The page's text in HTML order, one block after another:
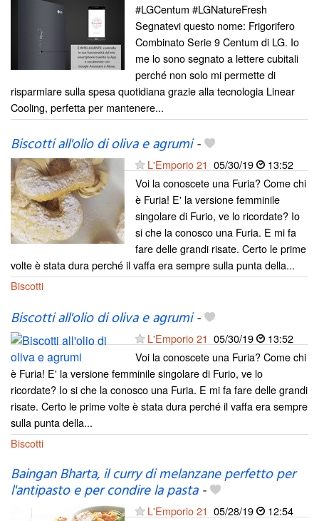
#LGCentum #LGNatureFresh
Segnatevi questo nome: Frigorifero
Combinato Serie 9 Centum di LG. Io
me lo sono segnato a lettere cubitali
perché non solo mi permette di
risparmiare sulla spesa quotidiana grazie alla tecnologia Linear
Cooling, perfetta per mantenere...
Biscotti all'olio di oliva e agrumi-
L'Emporio 21 05/30/19
13:52
Voi la conoscete una Furia? Come chi
è Furia! E' la versione femminile
singolare di Furio, ve lo ricordate? Io
si che la conosco una Furia. E mi fa
fare delle grandi risate. Certo le prime
volte è stata dura perché il vaffa era sempre sulla punta della...
Biscotti
Biscotti all'olio di oliva e agrumi-
L'Emporio 21 05/30/19
13:52
Voi la conoscete una Furia? Come chi
è Furia! E' la versione femminile singolare di Furio, ve lo
ricordate? Io si che la conosco una Furia. E mi fa fare delle grandi
risate. Certo le prime volte è stata dura perché il vaffa era sempre
sulla punta della...
Biscotti
Baingan Bharta, il curry di melanzane perfetto per
l'antipasto e per condire la pasta-
L'Emporio 21 05/28/19
12:54